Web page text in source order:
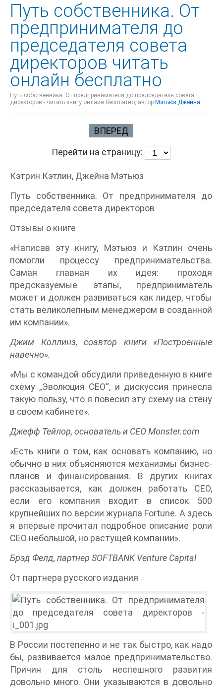
Путь собственника. От
предпринимателя до
председателя совета
директоров читать
онлайн бесплатно
Путь собственника. От предпринимателя до председателя совета
директоров - читать книгу онлайн бесплатно, автор Мэтьюз Джейна
ВПЕРЕД
Перейти на страницу:
Кэтрин Кэтлин, Джейна Мэтьюз
Путь собственника. От предпринимателя до
председателя совета директоров
Отзывы о книге
«Написав эту книгу, Мэтьюз и Кэтлин очень
помогли процессу предпринимательства.
Самая главная их идея: проходя
предсказуемые этапы, предприниматель
может и должен развиваться как лидер, чтобы
стать великолепным менеджером в созданной
им компании».
Джим Коллинз, соавтор книги «Построенные
навечно».
«Мы с командой обсудили приведенную в книге
схему „Эволюция СЕО“, и дискуссия принесла
такую пользу, что я повесил эту схему на стену
в своем кабинете».
Джефф Тейлор, основатель и СЕО Monster.com
«Есть книги о том, как основать компанию, но
обычно в них объясняются механизмы бизнес-
планов и финансирования. В других книгах
рассказывается, как должен работать СЕО,
если его компания входит в список 500
крупнейших по версии журнала Fortune. А здесь
я впервые прочитал подробное описание роли
СЕО небольшой, но растущей компании».
Брэд Фелд, партнер SOFTBANK Venture Capital
От партнера русского издания
В России постепенно и не так быстро, как надо
бы, развивается малое предпринимательство.
Причин для столь неспешного развития
довольно много. Они указываются в довольно